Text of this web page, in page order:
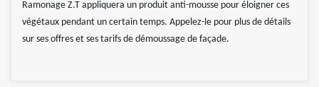
Ramonage Z.T appliquera un produit anti-mousse pour éloigner ces
végétaux pendant un certain temps. Appelez-le pour plus de détails
sur ses offres et ses tarifs de démoussage de façade.